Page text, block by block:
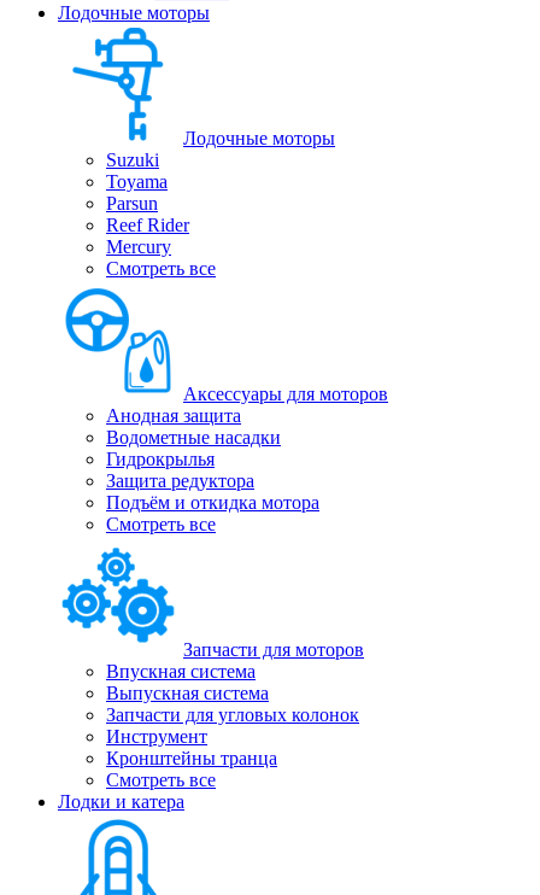
Лодочные моторы
Лодочные моторы
Suzuki
Toyama
Parsun
Reef Rider
Mercury
Смотреть все
Аксессуары для моторов
Анодная защита
Водометные насадки
Гидрокрылья
Защита редуктора
Подъём и откидка мотора
Смотреть все
Запчасти для моторов
Впускная система
Выпускная система
Запчасти для угловых колонок
Инструмент
Кронштейны транца
Смотреть все
Лодки и катера